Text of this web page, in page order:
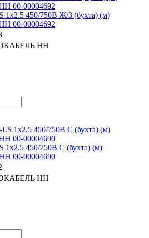
450/750В Ж/З (бухта) (м)
00-00004692
НН
450/750В С (бухта) (м)
00-00004690
НН